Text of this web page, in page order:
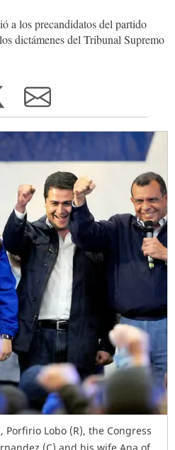
a los precandidatos del partido
dictámenes del Tribunal Supremo
Lobo (R), the Congress